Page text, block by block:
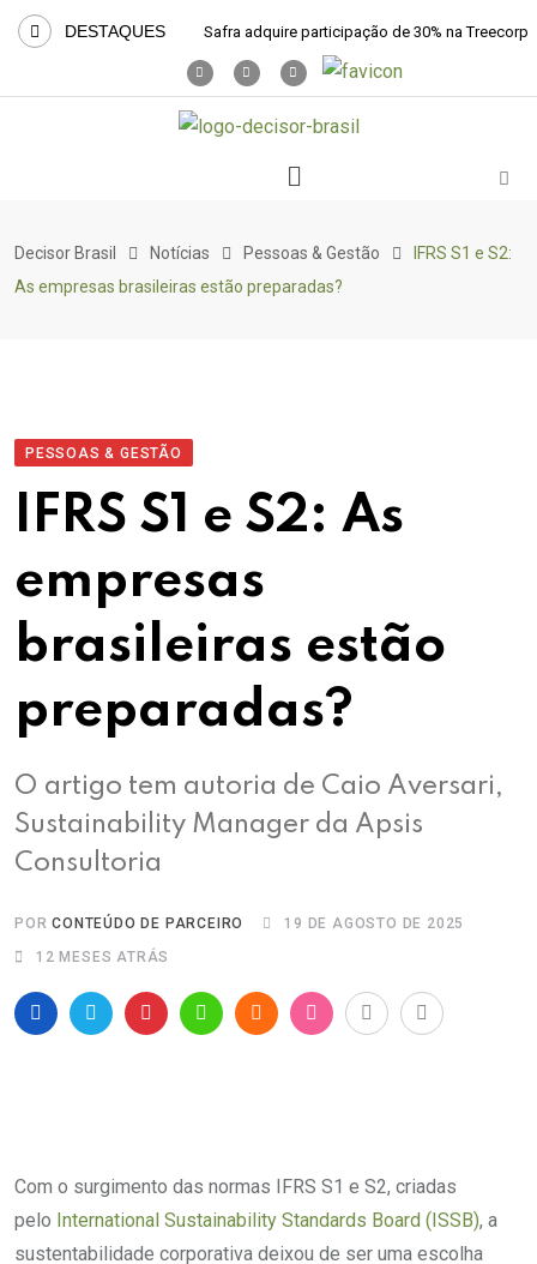
DESTAQUES Safra adquire participação de 30% na Treecorp
Decisor Brasil Notícias Pessoas & Gestão
IFRS S1 e S2:
As empresas brasileiras estão preparadas?
PESSOAS & GESTÃO
IFRS S1 e S2: As
empresas
brasileiras estão
preparadas?
O artigo tem autoria de Caio Aversari,
Sustainability Manager da Apsis
Consultoria
PORCONTEÚDO DE PARCEIRO
19 DE AGOSTO DE 2025
12 MESES ATRÁS
Com o surgimento das normas IFRS S1 e S2, criadas
pelo International Sustainability Standards Board (ISSB), a
sustentabilidade corporativa deixou de ser uma escolha